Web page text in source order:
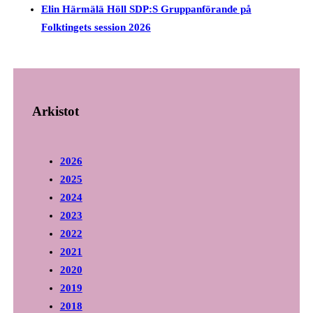
Elin Härmälä Höll SDP:S Gruppanförande på
Folktingets session 2026
Arkistot
2026
2025
2024
2023
2022
2021
2020
2019
2018